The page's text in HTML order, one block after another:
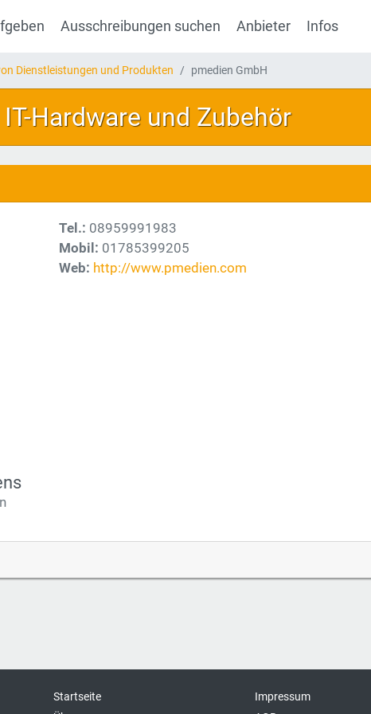
Ausschreibungen suchen Anbieter Infos
Dienstleistungen und Produkten pmedien GmbH
Hardware und Zubehör
Tel.: 08959991983
Mobil: 01785399205
Web: http://www.pmedien.com
Startseite
Impressum